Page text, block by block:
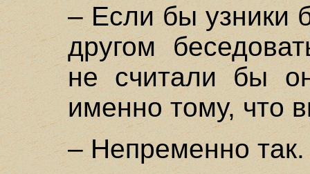
– Если бы узники
другом
не считали бы
именно тому, что
– Непременно так.